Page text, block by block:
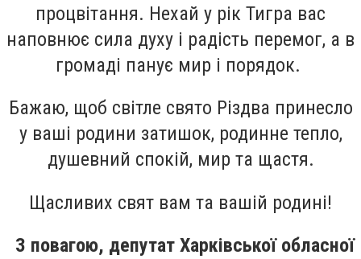
процвітання. Нехай у рік Тигра вас
наповнює сила духу і радість перемог, а в
громаді панує мир і порядок.
Бажаю, щоб світле свято Різдва принесло
у ваші родини затишок, родинне тепло,
душевний спокій, мир та щастя.
Щасливих свят вам та вашій родині!
З повагою, депутат Харківської обласної